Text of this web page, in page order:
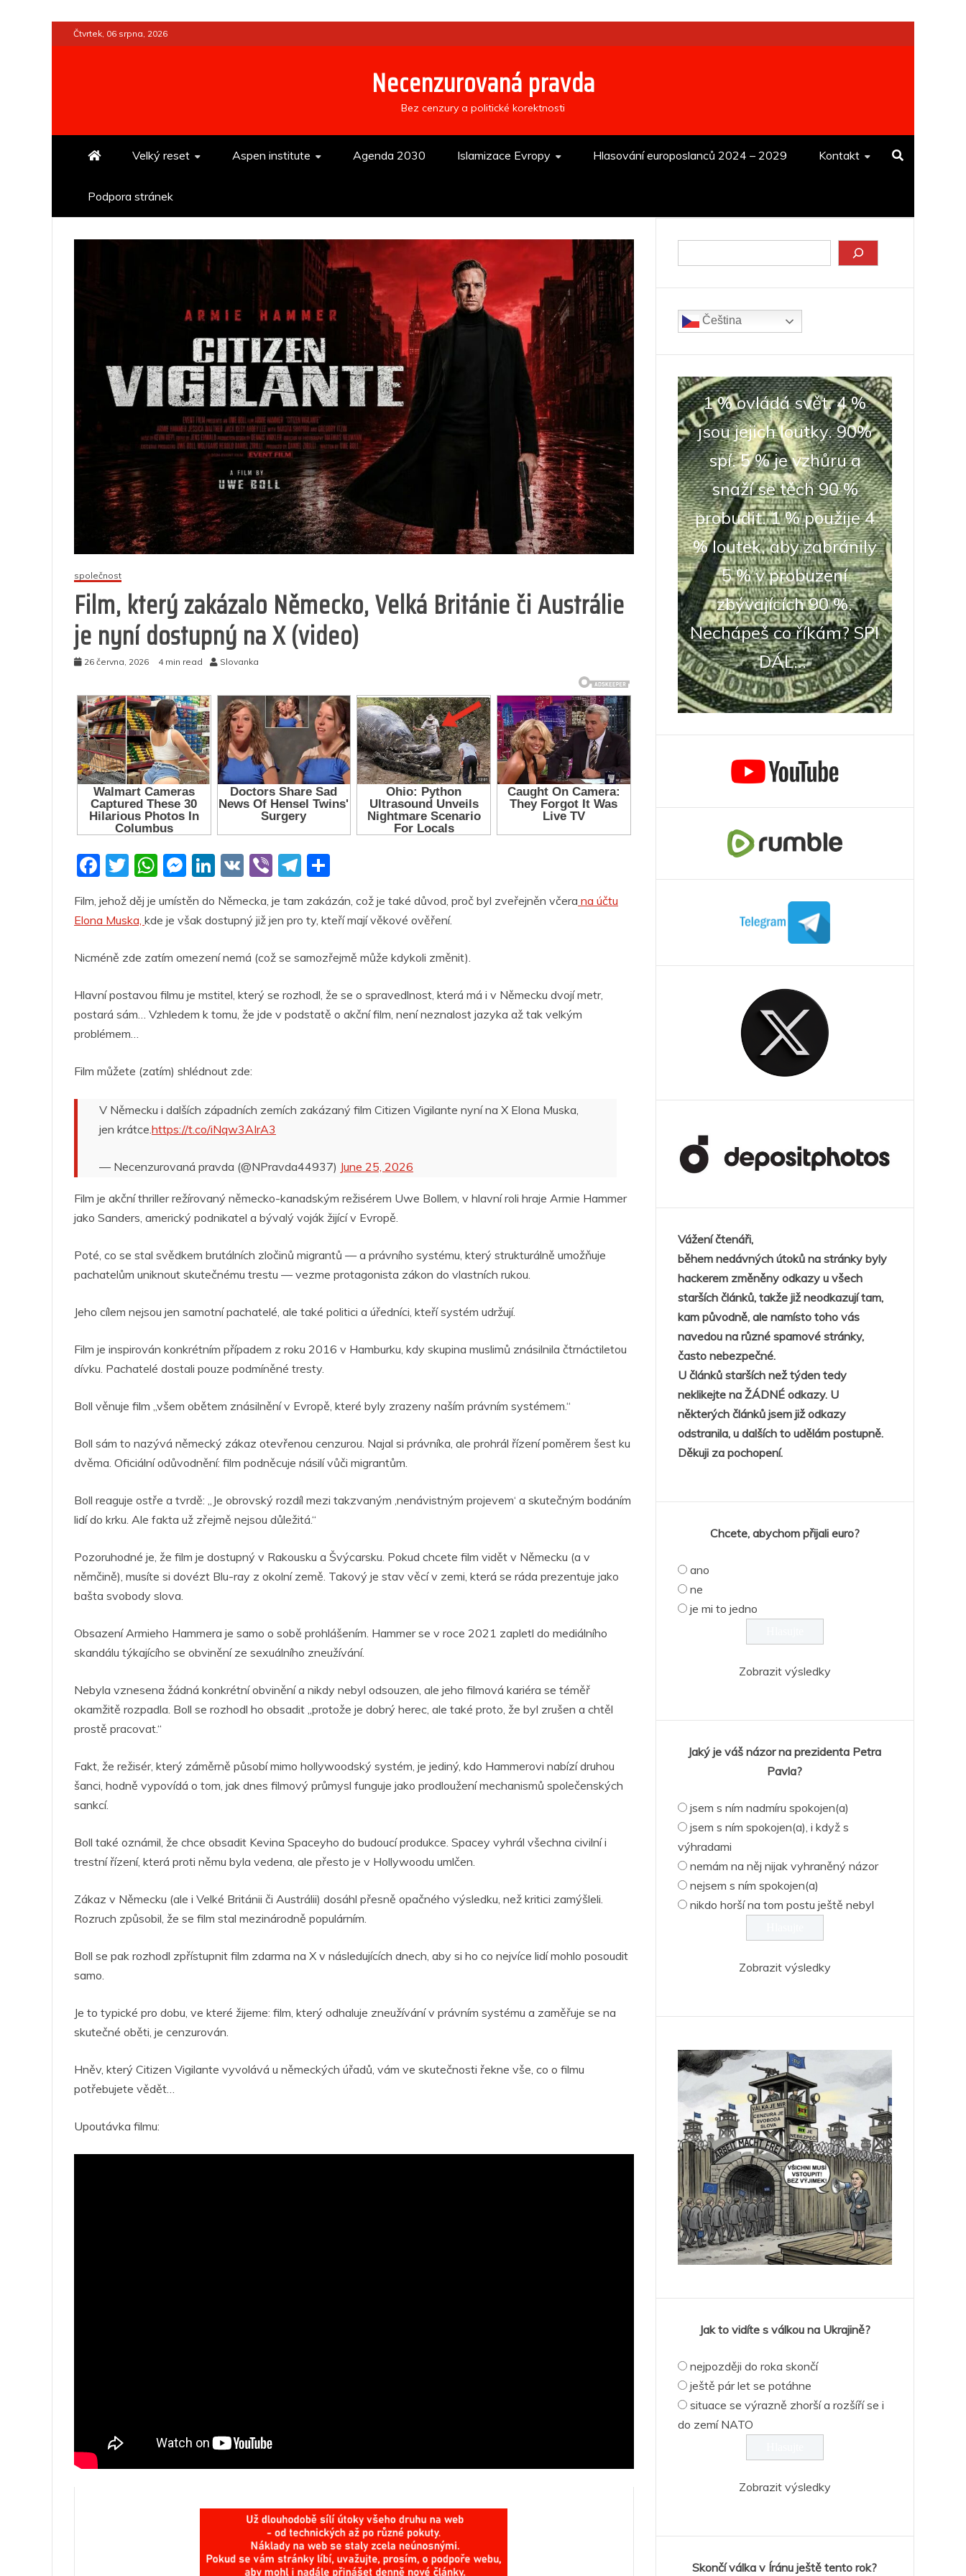
to
Čtvrtek, 06 srpna, 2026
Necenzurovaná pravda
Bez cenzury a politické korektnosti
Velký reset Aspen institute Agenda 2030 Islamizace Evropy Hlasování europoslanců 2024 – 2029 Kontakt
Podpora stránek
společnost
Film, který zakázalo Německo, Velká Británie či Austrálie
je nyní dostupný na X (video)
26 června, 2026 4 min read Slovanka
F
c
e
b
o
k
T
w
itt
er
W
at
s
A
p
M
e
ss
n
er
Li
k
dI
V
Vi
er
T
e
gr
a
h
ar
Film, jehož děj je umístěn do Německa, je tam zakázán, což je také důvod, proč byl zveřejněn včera na účtu
Elona Muska, kde je však dostupný již jen pro ty, kteří mají věkové ověření.
Nicméně zde zatím omezení nemá (což se samozřejmě může kdykoli změnit).
Hlavní postavou filmu je mstitel, který se rozhodl, že se o spravedlnost, která má i v Německu dvojí metr,
postará sám… Vzhledem k tomu, že jde v podstatě o akční film, není neznalost jazyka až tak velkým
problémem…
Film můžete (zatím) shlédnout zde:
V Německu i dalších západních zemích zakázaný film Citizen Vigilante nyní na X Elona Muska,
jen krátce.https://t.co/iNqw3AIrA3
— Necenzurovaná pravda (@NPravda44937) June 25, 2026
Film je akční thriller režírovaný německo-kanadským režisérem Uwe Bollem, v hlavní roli hraje Armie Hammer
jako Sanders, americký podnikatel a bývalý voják žijící v Evropě.
Poté, co se stal svědkem brutálních zločinů migrantů — a právního systému, který strukturálně umožňuje
pachatelům uniknout skutečnému trestu — vezme protagonista zákon do vlastních rukou.
Jeho cílem nejsou jen samotní pachatelé, ale také politici a úředníci, kteří systém udržují.
Film je inspirován konkrétním případem z roku 2016 v Hamburku, kdy skupina muslimů znásilnila čtrnáctiletou
dívku. Pachatelé dostali pouze podmíněné tresty.
Boll věnuje film „všem obětem znásilnění v Evropě, které byly zrazeny naším právním systémem.“
Boll sám to nazývá německý zákaz otevřenou cenzurou. Najal si právníka, ale prohrál řízení poměrem šest ku
dvěma. Oficiální odůvodnění: film podněcuje násilí vůči migrantům.
Boll reaguje ostře a tvrdě: „Je obrovský rozdíl mezi takzvaným ‚nenávistným projevem‘ a skutečným bodáním
lidí do krku. Ale fakta už zřejmě nejsou důležitá.“
Pozoruhodné je, že film je dostupný v Rakousku a Švýcarsku. Pokud chcete film vidět v Německu (a v
němčině), musíte si dovézt Blu-ray z okolní země. Takový je stav věcí v zemi, která se ráda prezentuje jako
bašta svobody slova.
Obsazení Armieho Hammera je samo o sobě prohlášením. Hammer se v roce 2021 zapletl do mediálního
skandálu týkajícího se obvinění ze sexuálního zneužívání.
Nebyla vznesena žádná konkrétní obvinění a nikdy nebyl odsouzen, ale jeho filmová kariéra se téměř
okamžitě rozpadla. Boll se rozhodl ho obsadit „protože je dobrý herec, ale také proto, že byl zrušen a chtěl
prostě pracovat.“
Fakt, že režisér, který záměrně působí mimo hollywoodský systém, je jediný, kdo Hammerovi nabízí druhou
šanci, hodně vypovídá o tom, jak dnes filmový průmysl funguje jako prodloužení mechanismů společenských
sankcí.
Boll také oznámil, že chce obsadit Kevina Spaceyho do budoucí produkce. Spacey vyhrál všechna civilní i
trestní řízení, která proti němu byla vedena, ale přesto je v Hollywoodu umlčen.
Zákaz v Německu (ale i Velké Británii či Austrálii) dosáhl přesně opačného výsledku, než kritici zamýšleli.
Rozruch způsobil, že se film stal mezinárodně populárním.
Boll se pak rozhodl zpřístupnit film zdarma na X v následujících dnech, aby si ho co nejvíce lidí mohlo posoudit
samo.
Je to typické pro dobu, ve které žijeme: film, který odhaluje zneužívání v právním systému a zaměřuje se na
skutečné oběti, je cenzurován.
Hněv, který Citizen Vigilante vyvolává u německých úřadů, vám ve skutečnosti řekne vše, co o filmu
potřebujete vědět…
Upoutávka filmu:
Čeština‎
1 % ovládá svět. 4 %
jsou jejich loutky. 90%
spí. 5 % je vzhůru a
snaží se těch 90 %
probudit. 1 % použije 4
% loutek, aby zabránily
5 % v probuzení
zbývajících 90 %.
Nechápeš co říkám? SPI
DÁL...
Vážení čtenáři,
během nedávných útoků na stránky byly
hackerem změněny odkazy u všech
starších článků, takže již neodkazují tam,
kam původně, ale namísto toho vás
navedou na různé spamové stránky,
často nebezpečné.
U článků starších než týden tedy
neklikejte na ŽÁDNÉ odkazy. U
některých článků jsem již odkazy
odstranila, u dalších to udělám postupně.
Děkuji za pochopení.
Chcete, abychom přijali euro?
ano
ne
je mi to jedno
Zobrazit výsledky
Jaký je váš názor na prezidenta Petra
Pavla?
jsem s ním nadmíru spokojen(a)
jsem s ním spokojen(a), i když s
výhradami
nemám na něj nijak vyhraněný názor
nejsem s ním spokojen(a)
nikdo horší na tom postu ještě nebyl
Zobrazit výsledky
Jak to vidíte s válkou na Ukrajině?
nejpozději do roka skončí
ještě pár let se potáhne
situace se výrazně zhorší a rozšíří se i
do zemí NATO
Zobrazit výsledky
Skončí válka v Íránu ještě tento rok?